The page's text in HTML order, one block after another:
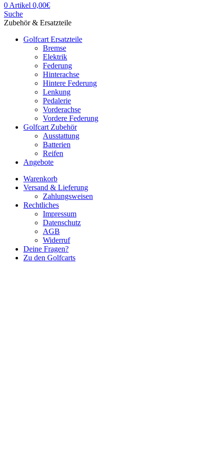
0 Artikel 0,00€
Suche
Zubehör & Ersatzteile
Golfcart Ersatzteile
Bremse
Elektrik
Federung
Hinterachse
Hintere Federung
Lenkung
Pedalerie
Vorderachse
Vordere Federung
Golfcart Zubehör
Ausstattung
Batterien
Reifen
Angebote
Warenkorb
Versand & Lieferung
Zahlungsweisen
Rechtliches
Impressum
Datenschutz
AGB
Widerruf
Deine Fragen?
Zu den Golfcarts